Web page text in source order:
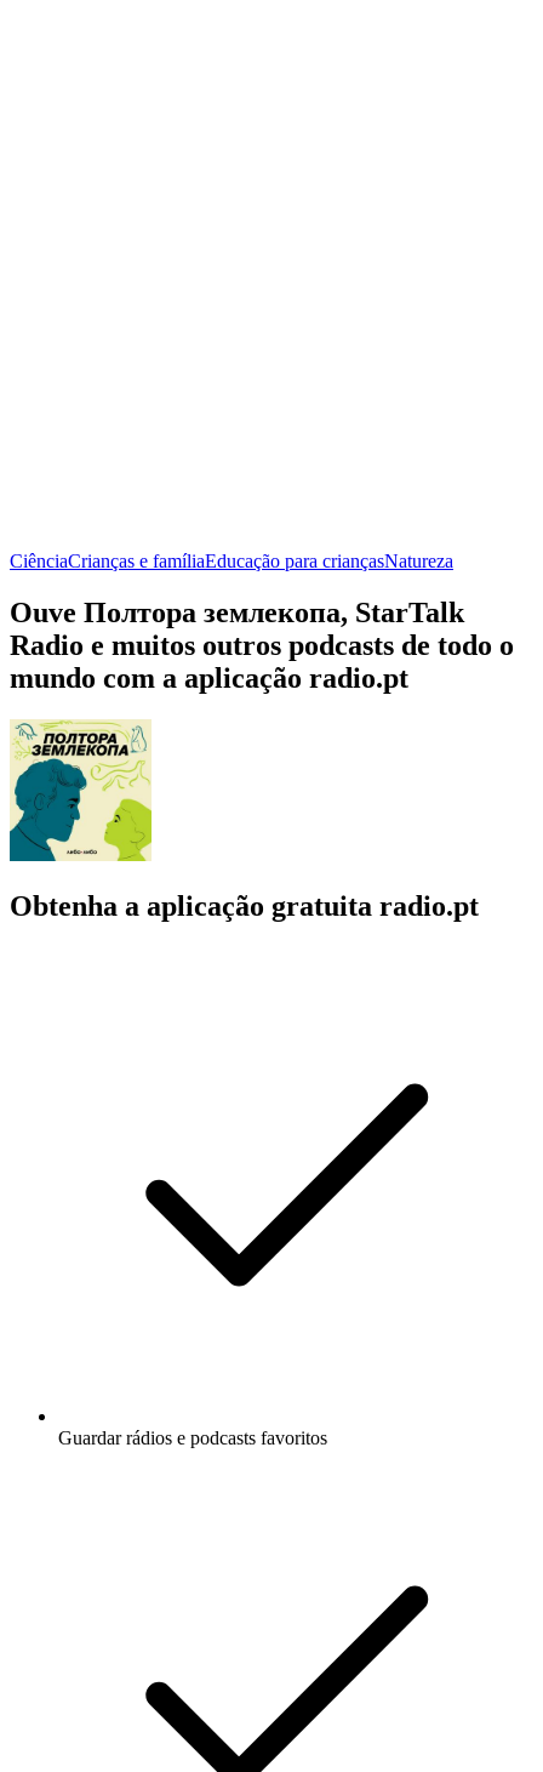
CiênciaCrianças e famíliaEducação para criançasNatureza
Ouve Полтора землекопа, StarTalk
Radio e muitos outros podcasts de todo o
mundo com a aplicação radio.pt
Obtenha a aplicação gratuita radio.pt
Guardar rádios e podcasts favoritos